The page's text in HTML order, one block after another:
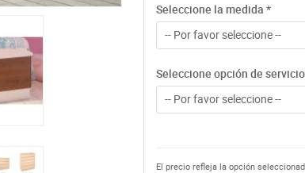
Seleccione la medida *
-- Por favor seleccione --
Seleccione opción de
-- Por favor seleccione --
El precio refleja la opción